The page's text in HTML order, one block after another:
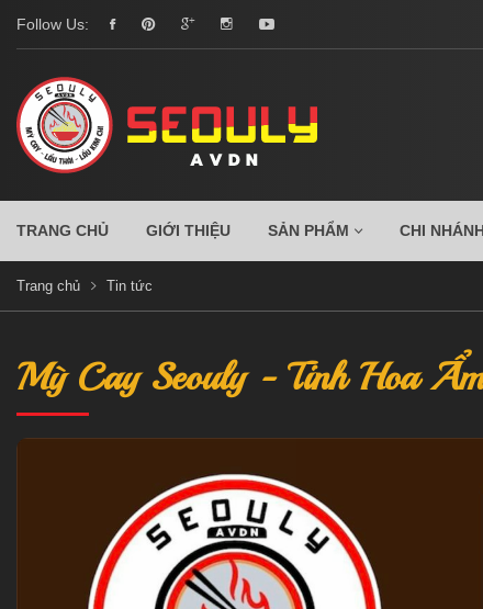
Follow Us:
TRANG CHỦ GIỚI THIỆU SẢN PHẨM CHI
Trang chủ Tin tức
Mỳ Cay Seouly - Tinh Hoa